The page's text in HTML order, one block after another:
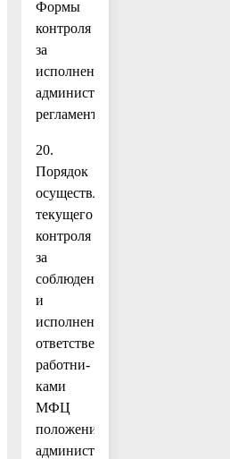
Формы
контроля
за
исполнением
административного
регламента
20.
Порядок
осуществления
текущего
контроля
за
соблюдением
и
исполнением
ответственными
работни-
ками
МФЦ
положений
административного